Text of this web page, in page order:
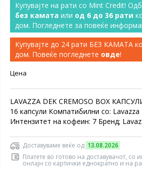
Купувајте на рати со Mint Credit!
без камата или од 6 до 36 рати
дом. Погледнете за повеќе
Купувајте до 24 рати БЕЗ КАМАТА
дом. Повеќе погледнете овде!
Цена
LAVAZZA DEK CREMOSO BOX
16 капсули Компатибилни со:
Интензитет на кофеин: 7 Бренд;
Доставуваме веќе од 13.08.2026
Платете во готово на доставувачот, со
онлајн со картички еднократно и на